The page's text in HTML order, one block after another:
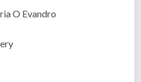
O Evandro